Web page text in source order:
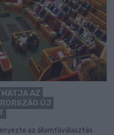
AZ
ÚJ
az államfőválasztás